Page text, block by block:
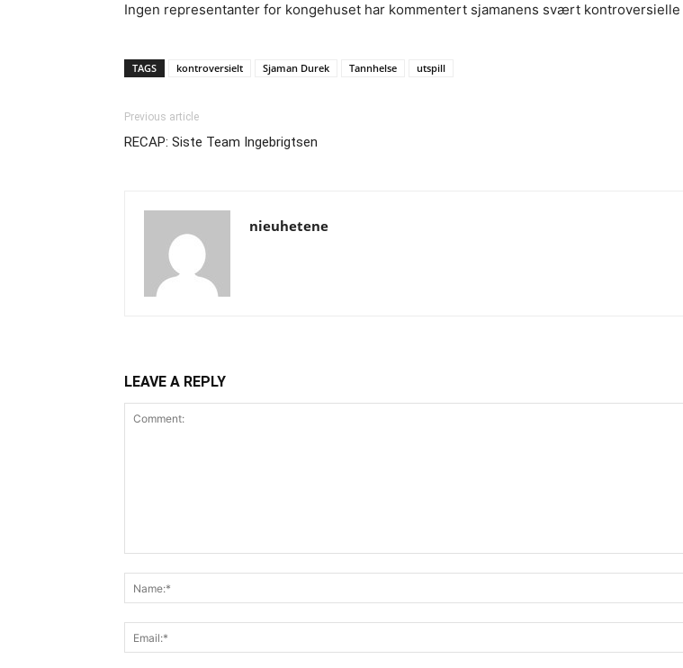
Ingen representanter for kongehuset har kommentert sjamanens svært kontroversielle
TAGS kontroversielt Sjaman Durek Tannhelse utspill
Previous article
RECAP: Siste Team Ingebrigtsen
nieuhetene
LEAVE A REPLY